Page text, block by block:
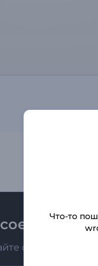
о последних
Что-то